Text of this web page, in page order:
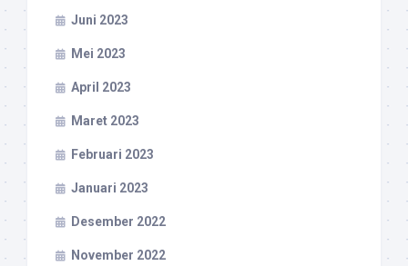
Juni 2023
Mei 2023
April 2023
Maret 2023
Februari 2023
Januari 2023
Desember 2022
November 2022